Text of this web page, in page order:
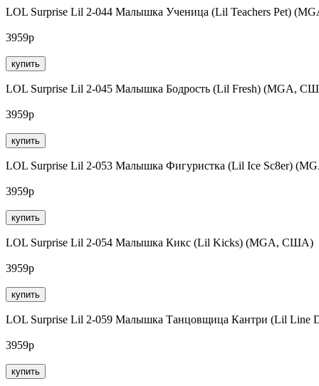
LOL Surprise Lil 2-044 Малышка Ученица (Lil Teachers Pet)
3959р
купить
LOL Surprise Lil 2-045 Малышка Бодрость (Lil Fresh) (MGA,
3959р
купить
LOL Surprise Lil 2-053 Малышка Фигуристка (Lil Ice Sc8er)
3959р
купить
LOL Surprise Lil 2-054 Малышка Кикс (Lil Kicks) (MGA, США)
3959р
купить
LOL Surprise Lil 2-059 Малышка Танцовщица Кантри (Lil
3959р
купить